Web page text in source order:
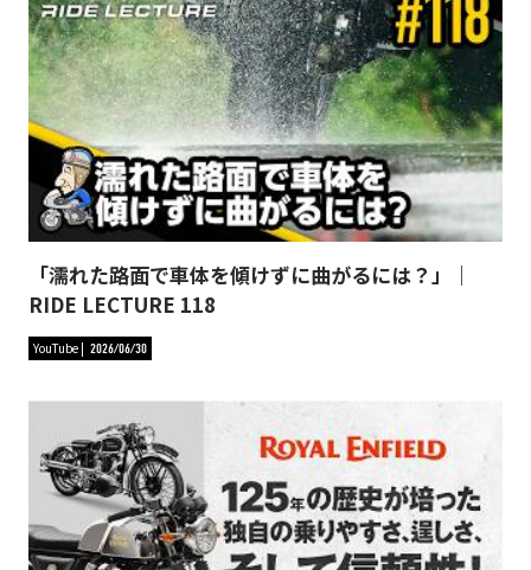
「濡れた路面で車体を傾けずに曲がるには？」｜
RIDE LECTURE 118
YouTube 2026/06/30